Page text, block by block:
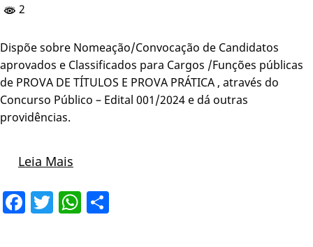
2
Dispõe sobre Nomeação/Convocação de Candidatos
aprovados e Classificados para Cargos /Funções públicas
de PROVA DE TÍTULOS E PROVA PRÁTICA , através do
Concurso Público – Edital 001/2024 e dá outras
providências.
Leia Mais
Facebook
TwitterWhatsApp